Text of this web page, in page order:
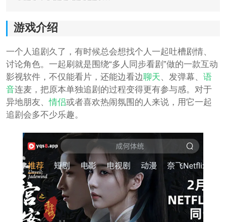
游戏介绍
一个人追剧久了，有时候总会想找个人一起吐槽剧情、
讨论角色。一起刷就是围绕“多人同步看剧”做的一款互动
影视软件，不仅能看片，还能边看边聊天 、发弹幕、 语
音连麦，把原本单独追剧的过程变得更有参与感。对于
异地朋友、情侣或者喜欢热闹氛围的人来说，用它一起
追剧会多不少乐趣。